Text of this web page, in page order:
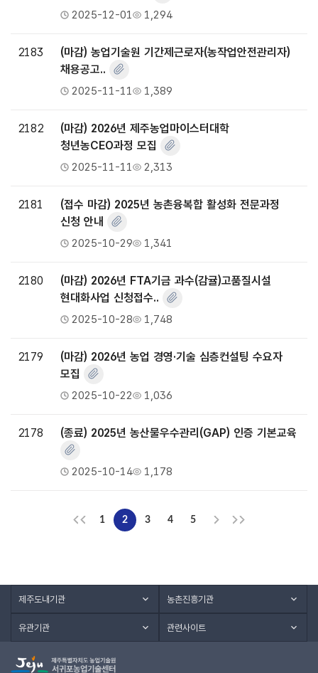
2025-12-01 1,294
2183
(마감) 농업기술원 기간제근로자(농작업안전관리자)
채용공고..
2025-11-11 1,389
2182
(마감) 2026년 제주농업마이스터대학
청년농CEO과정 모집
2025-11-11 2,313
2181
(접수 마감) 2025년 농촌융복합 활성화 전문과정
신청 안내
2025-10-29 1,341
2180
(마감) 2026년 FTA기금 과수(감귤)고품질시설
현대화사업 신청접수..
2025-10-28 1,748
2179
(마감) 2026년 농업 경영·기술 심층컨설팅 수요자
모집
2025-10-22 1,036
2178 (종료) 2025년 농산물우수관리(GAP) 인증 기본교육
2025-10-14 1,178
1 2 3 4 5
제주도내기관 농촌진흥기관
유관기관 관련사이트